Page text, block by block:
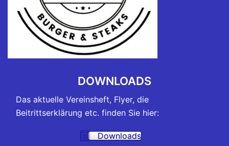
DOWNLOADS
Das aktuelle Vereinsheft, Flyer, die
Beitrittserklärung etc. finden Sie hier:
Downloads